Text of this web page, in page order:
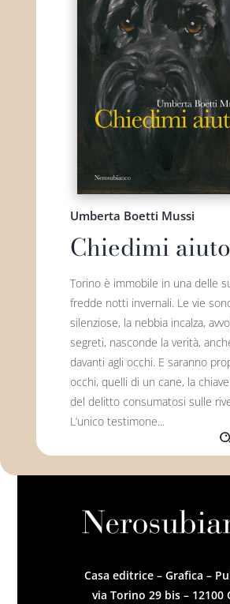
Umberta Boetti Mussi
Chiedimi aiuto
Torino è immobile in una delle
fredde notti invernali. Le vie
silenziose, la nebbia incalza,
segreti, nasconde la verità,
davanti agli occhi. E saranno
occhi, quelli di un cane, la
del delitto consumatosi sulle
L’unico testimone...
Casa editrice – Grafica –
via Torino 29 bis – 12100